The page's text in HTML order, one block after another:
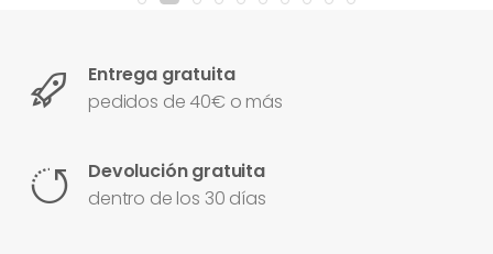
Entrega gratuita
pedidos de 40€ o más
Devolución gratuita
dentro de los 30 días